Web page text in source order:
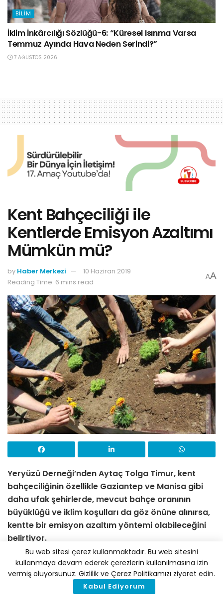
BILIM
İklim İnkârcılığı Sözlüğü-6: “Küresel Isınma Varsa
Temmuz Ayında Hava Neden Serindi?”
7 AĞUSTOS 2026
Kent Bahçeciliği ile
Kentlerde Emisyon Azaltımı
Mümkün mü?
by Haber Merkezi
10 Haziran 2019
Reading Time: 6 mins read
AA
Yeryüzü Derneği’nden Aytaç Tolga Timur, kent
bahçeciliğinin özellikle Gaziantep ve Manisa gibi
daha ufak şehirlerde, mevcut bahçe oranının
büyüklüğü ve iklim koşulları da göz önüne alınırsa,
kentte bir emisyon azaltım yöntemi olabileceğini
belirtiyor.
Yıllardır İstanbul ölçeğinde ilginç bir proje
yürütüyorsunuz. Kent bahçeleri ile temelde ne
yaptığınızı anlatır mısınız?
Bu web sitesi çerez kullanmaktadır. Bu web sitesini
kullanmaya devam ederek çerezlerin kullanılmasına izin
vermiş oluyorsunuz. Gizlilik ve Çerez Politikamızı ziyaret edin.
Kabul Ediyorum